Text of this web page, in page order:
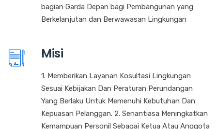
bagian Garda Depan bagi Pembangunan yang
Berkelanjutan dan Berwawasan Lingkungan
Misi
1. Memberikan Layanan Kosultasi Lingkungan
Sesuai Kebijakan Dan Peraturan Perundangan
Yang Berlaku Untuk Memenuhi Kebutuhan Dan
Kepuasan Pelanggan. 2. Senantiasa Meningkatkan
Kemampuan Personil Sebagai Ketua Atau Anggota